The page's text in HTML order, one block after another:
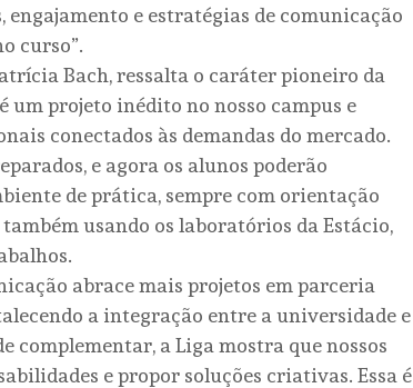
e estratégias de comunicação
curso”.
Bach, ressalta o caráter pioneiro da
projeto inédito no nosso campus e
conectados às demandas do mercado.
e agora os alunos poderão
de prática, sempre com orientação
usando os laboratórios da Estácio,
abrace mais projetos em parceria
a integração entre a universidade e
complementar, a Liga mostra que nossos
e propor soluções criativas. Essa é